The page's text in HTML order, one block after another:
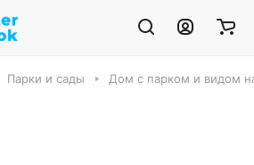
Парки и сады Дом с парком и видом